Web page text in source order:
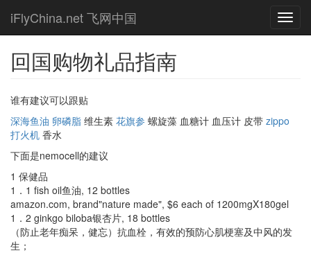
main
iFlyChina.net 飞网中国
回国购物礼品指南
谁有建议可以跟贴
深海鱼油 卵磷脂 维生素 花旗参 螺旋藻 血糖计 血压计 皮带 zippo
打火机 香水
下面是nemocell的建议
1 保健品
1．1 fish oil鱼油, 12 bottles
amazon.com, brand"nature made", $6 each of 1200mgX180gel
1．2 ginkgo biloba银杏片, 18 bottles
（防止老年痴呆，健忘）抗血栓，有效的预防心肌梗塞及中风的发
生；